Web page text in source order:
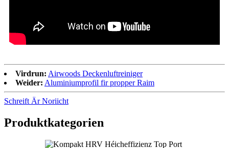
Virdrun: Airwoods Deckenluftreiniger
Weider: Aluminiumprofil fir propper Raim
Schreift Är Noriicht
Produktkategorien